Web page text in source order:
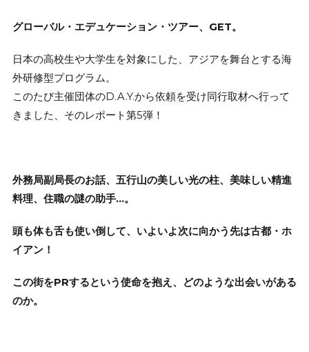
グローバル・エデュケーション・ツアー、GET。
日本の高校生や大学生を対象にした、アジアを舞台とする海
外研修型プログラム。
このたび主催団体のD.A.Y.から依頼を受け同行取材へ行って
きました、そのレポート第5弾！
外務局副局長のお話、五行山の美しい光の柱、美味しい精進
料理、住職の謎の助手…。
頭も体も舌も使い倒して、いよいよ次に向かう先は古都・ホ
イアン！
この街をPRするという使命を抱え、どのような出会いがある
のか。